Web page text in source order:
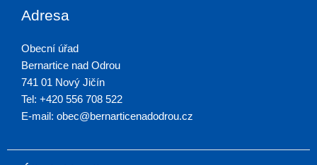
Adresa
Obecní úřad
Bernartice nad Odrou
741 01 Nový Jičín
Tel: +420 556 708 522
E-mail: obec@bernarticenadodrou.cz